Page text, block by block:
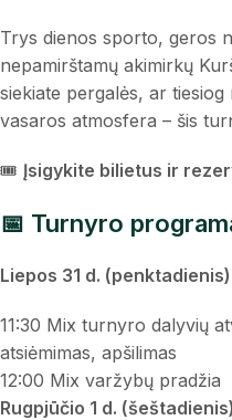
Trys dienos sporto, geros
nepamirštamų akimirkų
siekiate pergalės, ar
vasaros atmosfera – šis
🎟️ Įsigykite bilietus ir
📅 Turnyro
Liepos 31 d. (penktadienis)
11:30 Mix turnyro dalyvių
atsiėmimas, apšilimas
12:00 Mix varžybų pradžia
Rugpjūčio 1 d. (šeštadienis)